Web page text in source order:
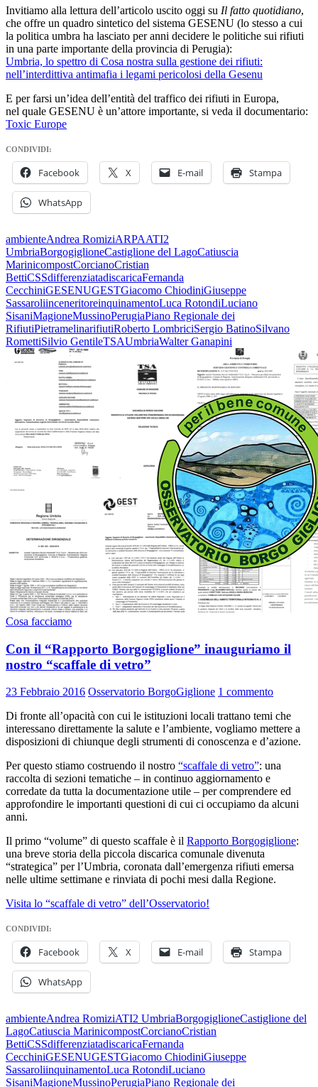
Invitiamo alla lettura dell’articolo uscito oggi su Il fatto quotidiano,
che offre un quadro sintetico del sistema GESENU (lo stesso a cui
la politica umbra ha lasciato per anni decidere le politiche sui rifiuti
in una parte importante della provincia di Perugia):
Umbria, lo spettro di Cosa nostra sulla gestione dei rifiuti:
nell’interdittiva antimafia i legami pericolosi della Gesenu
E per farsi un’idea dell’entità del traffico dei rifiuti in Europa,
nel quale GESENU è un’attore importante, si veda il documentario:
Toxic Europe
CONDIVIDI:
Facebook X E-mail Stampa
WhatsApp
ambienteAndrea RomiziARPAATI2
UmbriaBorgogiglioneCastiglione del LagoCatiuscia
MarinicompostCorcianoCristian
BettiCSSdifferenziatadiscaricaFernanda
CecchiniGESENUGESTGiacomo ChiodiniGiuseppe
SassaroliinceneritoreinquinamentoLuca RotondiLuciano
SisaniMagioneMussinoPerugiaPiano Regionale dei
RifiutiPietramelinarifiutiRoberto LombriciSergio BatinoSilvano
RomettiSilvio GentileTSAUmbriaWalter Ganapini
Cosa facciamo
Con il “Rapporto Borgogiglione” inauguriamo il
nostro “scaffale di vetro”
23 Febbraio 2016 Osservatorio BorgoGiglione 1 commento
Di fronte all’opacità con cui le istituzioni locali trattano temi che
interessano direttamente la salute e l’ambiente, vogliamo mettere a
disposizioni di chiunque degli strumenti di conoscenza e d’azione.
Per questo stiamo costruendo il nostro “scaffale di vetro”: una
raccolta di sezioni tematiche – in continuo aggiornamento e
corredate da tutta la documentazione utile – per comprendere ed
approfondire le importanti questioni di cui ci occupiamo da alcuni
anni.
Il primo “volume” di questo scaffale è il Rapporto Borgogiglione:
una breve storia della piccola discarica comunale divenuta
“strategica” per l’Umbria, coronata dall’emergenza rifiuti emersa
nelle ultime settimane e rinviata di pochi mesi dalla Regione.
Visita lo “scaffale di vetro” dell’Osservatorio!
CONDIVIDI:
Facebook X E-mail Stampa
WhatsApp
ambienteAndrea RomiziATI2 UmbriaBorgogiglioneCastiglione del
LagoCatiuscia MarinicompostCorcianoCristian
BettiCSSdifferenziatadiscaricaFernanda
CecchiniGESENUGESTGiacomo ChiodiniGiuseppe
SassaroliinquinamentoLuca RotondiLuciano
SisaniMagioneMussinoPerugiaPiano Regionale dei